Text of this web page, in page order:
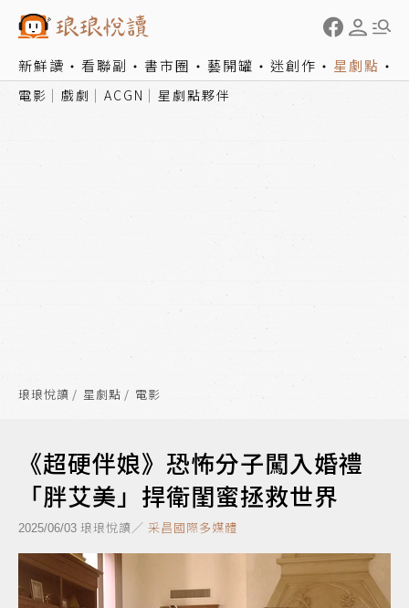
新鮮讀 看聯副 書市圈 藝開罐 迷創作 星劇點
電影 戲劇 ACGN 星劇點夥伴
琅琅悅讀 星劇點 電影
《超硬伴娘》恐怖分子闖入婚禮
「胖艾美」捍衛閨蜜拯救世界
2025/06/03 琅琅悅讀／ 采昌國際多媒體